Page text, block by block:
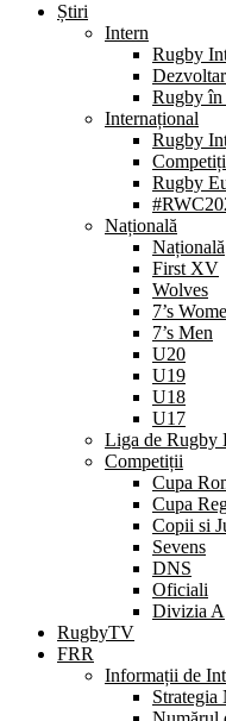
Știri
Intern
Rugby
Rugby în
Internațional
Rugby
Rugby
Națională
Națională
First XV
Wolves
7’s
7’s Men
U20
U19
U18
U17
Liga de Rugby
Competiții
Cupa
Cupa
Copii si
Sevens
DNS
Oficiali
Divizia A
RugbyTV
FRR
Informații de
Strategia